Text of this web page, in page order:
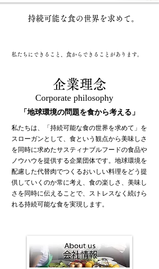
持続可能な食の世界を求めて。
​私たちにできること、食からできることがあります。
企業理念
Corporate philosophy
​「地球環境の問題を食から考える」
私たちは、「持続可能な食の世界を求めて」を
スローガンとして、食という観点から美味しさ
を同時に求めたサスティナブルフードの食品や
ノウハウを提供する企業団体です。地球環境を
配慮した代替肉でつくるおいしい料理をどう提
供していくのか常に考え、食の楽しさ、美味し
さを同時に伝えることで、ストレスなく続けら
れる持続可能な食を実現します。